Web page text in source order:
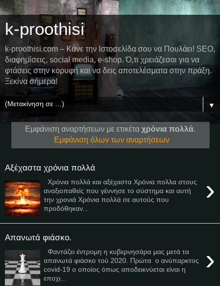
k-proothisi
k-proothisi.com – Κάνε την Ιστοσελίδα σου να Πουλάει! SEO,
διαφημίσεις, social media, e-shop. Ό,τι χρειάζεσαι για να
φτάσεις στην κορυφή και να δεις αποτελέσματα στην πράξη.
Ξεκίνα σήμερα!
▼
Εμφάνιση αναρτήσεων με ετικέτα χρόνια πολλά.
Εμφάνιση όλων των αναρτήσεων
Αξέχαστα χρόνια πολλά
›
Χρόνια πολλά και αξέχαστα Χρόνια πολλα στους
αναξιοπαθείς που γέννησε το σύστημα και αυτή
την χρονιά Χρόνια πολλά σε αυτούς που
προδόθηκαν...
Απανωτά φιάσκο.
›
Φαντάζει έντρομη η κυβερνησάρα μας μετά τα
απανωτά φιάσκο τού 2020. Πρώτα ο ανύπαρκτος
covid-19 o οποίος όπως αποδεικνύεται είναι η
εποχι...